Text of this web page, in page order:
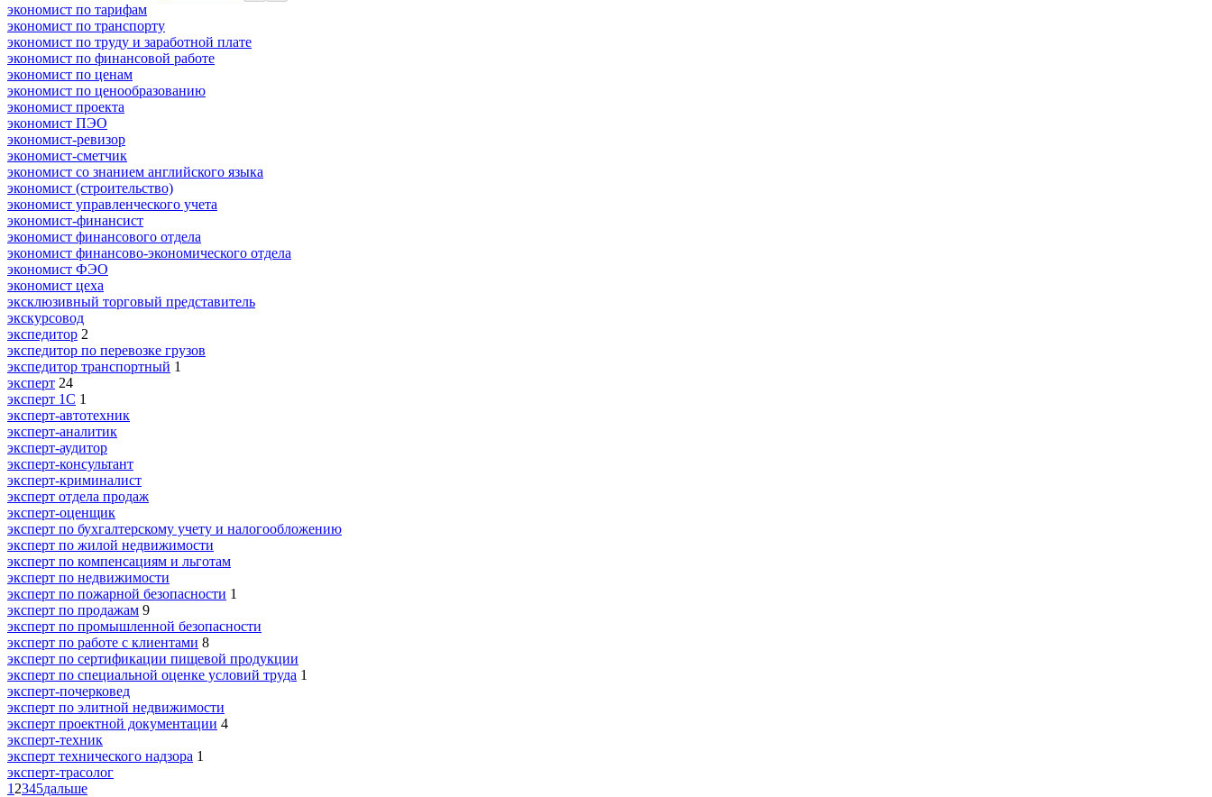
экономист по тарифам
экономист по транспорту
экономист по труду и заработной плате
экономист по финансовой работе
экономист по ценам
экономист по ценообразованию
экономист проекта
экономист ПЭО
экономист-ревизор
экономист-сметчик
экономист со знанием английского языка
экономист (строительство)
экономист управленческого учета
экономист-финансист
экономист финансового отдела
экономист финансово-экономического отдела
экономист ФЭО
экономист цеха
эксклюзивный торговый представитель
экскурсовод
экспедитор 2
экспедитор по перевозке грузов
экспедитор транспортный 1
эксперт 24
эксперт 1С 1
эксперт-автотехник
эксперт-аналитик
эксперт-аудитор
эксперт-консультант
эксперт-криминалист
эксперт отдела продаж
эксперт-оценщик
эксперт по бухгалтерскому учету и налогообложению
эксперт по жилой недвижимости
эксперт по компенсациям и льготам
эксперт по недвижимости
эксперт по пожарной безопасности 1
эксперт по продажам 9
эксперт по промышленной безопасности
эксперт по работе с клиентами 8
эксперт по сертификации пищевой продукции
эксперт по специальной оценке условий труда 1
эксперт-почерковед
эксперт по элитной недвижимости
эксперт проектной документации 4
эксперт-техник
эксперт технического надзора 1
эксперт-трасолог
1 2345дальше